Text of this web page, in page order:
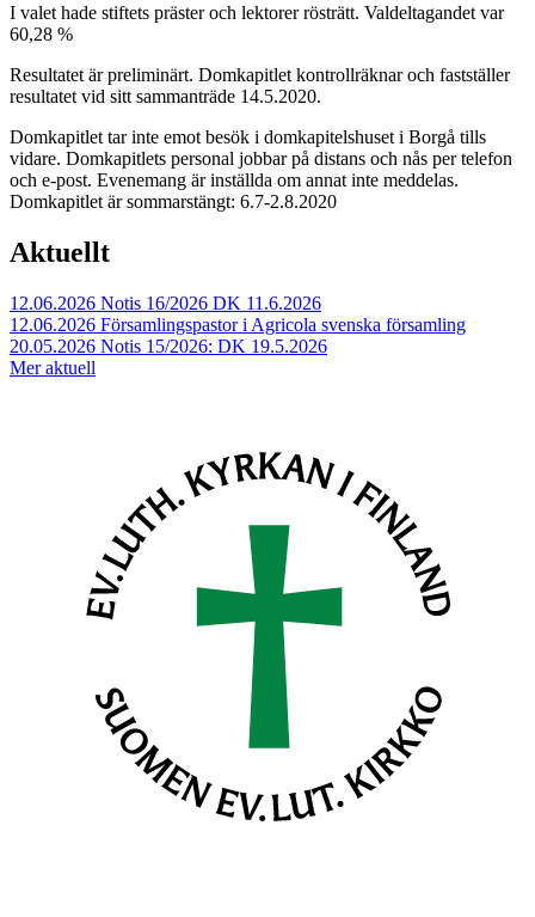
I valet hade stiftets präster och lektorer rösträtt. Valdeltagandet var
60,28 %
Resultatet är preliminärt. Domkapitlet kontrollräknar och fastställer
resultatet vid sitt sammanträde 14.5.2020.
Domkapitlet tar inte emot besök i domkapitelshuset i Borgå tills
vidare. Domkapitlets personal jobbar på distans och nås per telefon
och e-post. Evenemang är inställda om annat inte meddelas.
Domkapitlet är sommarstängt: 6.7-2.8.2020
Aktuellt
12.06.2026 Notis 16/2026 DK 11.6.2026
12.06.2026 Församlingspastor i Agricola svenska församling
20.05.2026 Notis 15/2026: DK 19.5.2026
Mer aktuell